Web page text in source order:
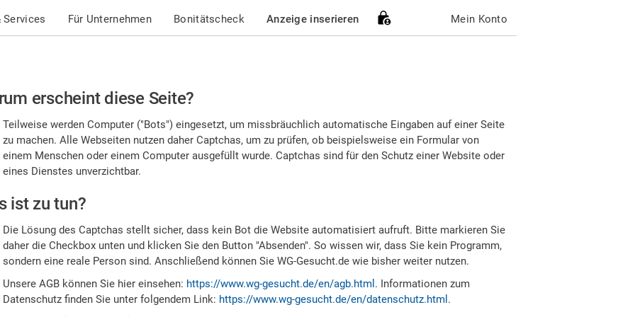
Services Für Unternehmen Bonitätscheck Anzeige inserieren Mein Konto
erscheint diese Seite?
Teilweise werden Computer ("Bots") eingesetzt, um missbräuchlich automatische Eingaben auf einer Seite
zu machen. Alle Webseiten nutzen daher Captchas, um zu prüfen, ob beispielsweise ein Formular von
einem Menschen oder einem Computer ausgefüllt wurde. Captchas sind für den Schutz einer Website oder
eines Dienstes unverzichtbar.
ist zu tun?
Die Lösung des Captchas stellt sicher, dass kein Bot die Website automatisiert aufruft. Bitte markieren Sie
daher die Checkbox unten und klicken Sie den Button "Absenden". So wissen wir, dass Sie kein Programm,
sondern eine reale Person sind. Anschließend können Sie WG-Gesucht.de wie bisher weiter nutzen.
Unsere AGB können Sie hier einsehen: https://www.wg-gesucht.de/en/agb.html . Informationen zum
Datenschutz finden Sie unter folgendem Link: https://www.wg-gesucht.de/en/datenschutz.html .